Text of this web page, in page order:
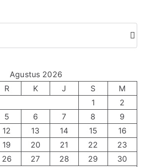
h
Cari
Agustus 2026
R K J S
M
1
2
5 6 7 8
9
12 13 14 15
16
19 20 21 22
23
26 27 28 29
30